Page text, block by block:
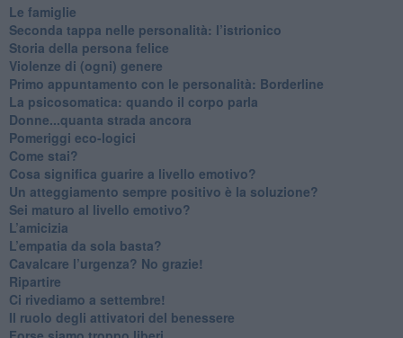
Le famiglie
Seconda tappa nelle personalità: l’istrionico
​Storia della persona felice
Violenze di (ogni) genere
​Primo appuntamento con le personalità: Borderline
La psicosomatica: quando il corpo parla
Donne...quanta strada ancora
​Pomeriggi eco-logici
​Come stai?
Cosa significa guarire a livello emotivo?
​Un atteggiamento sempre positivo è la soluzione?
​Sei maturo al livello emotivo?
​L’amicizia
​L’empatia da sola basta?
​Cavalcare l’urgenza? No grazie!
Ripartire
​Ci rivediamo a settembre!
​Il ruolo degli attivatori del benessere